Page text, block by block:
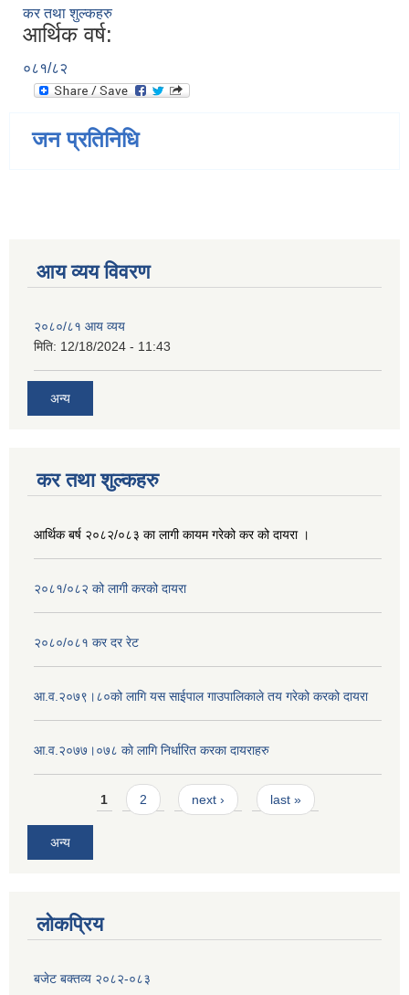
कर तथा शुल्कहरु
आर्थिक वर्ष:
०८१/८२
जन प्रतिनिधि
आय व्यय विवरण
२०८०/८१ आय व्यय
मिति: 12/18/2024 - 11:43
अन्य
कर तथा शुल्कहरु
आर्थिक बर्ष २०८२/०८३ का लागी कायम गरेको कर को दायरा ।
२०८१/०८२ को लागी करको दायरा
२०८०/०८१ कर दर रेट
आ.व.२०७९।८०को लागि यस साईपाल गाउपालिकाले तय गरेको करको दायरा
आ‍.व.२०७७।०७८ काे लागि निर्धारित करका दायराहरु
Pages1 2 next › last »
अन्य
लोकप्रिय
बजेट बक्तव्य २०८२-०८३